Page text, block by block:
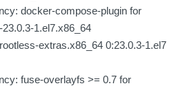
docker-compose-plugin for
1.el7.x86_64
extras.x86_64 0:23.0.3-1.el7
fuse-overlayfs >= 0.7 for